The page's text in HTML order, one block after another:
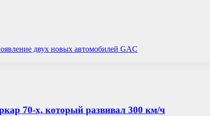
двух новых автомобилей GAC
70-х, который развивал 300 км/ч